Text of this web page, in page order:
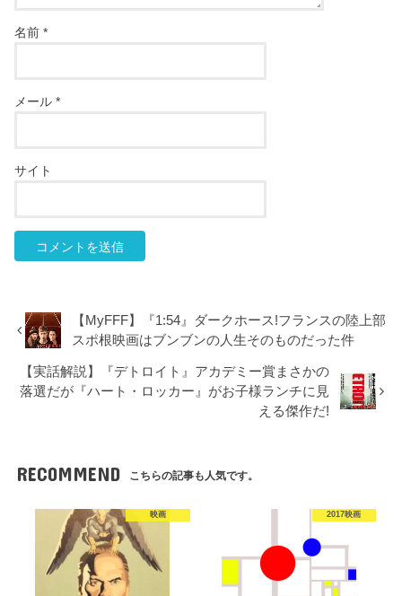
名前*
メール*
サイト
【MyFFF】『1:54』ダークホース!フランスの陸上部
スポ根映画はブンブンの人生そのものだった件
【実話解説】『デトロイト』アカデミー賞まさかの
落選だが『ハート・ロッカー』がお子様ランチに見
える傑作だ!
RECOMMEND こちらの記事も人気です。
映画 2017映画